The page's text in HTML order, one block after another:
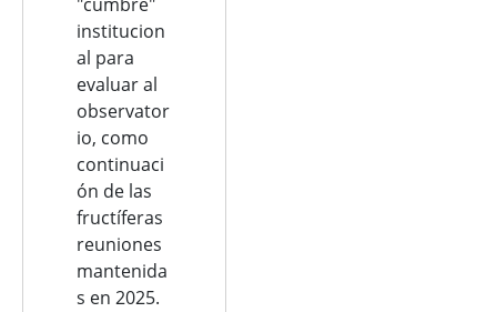
institucion
al para
evaluar al
observator
io, como
continuaci
ón de las
fructíferas
reuniones
mantenida
s en 2025.